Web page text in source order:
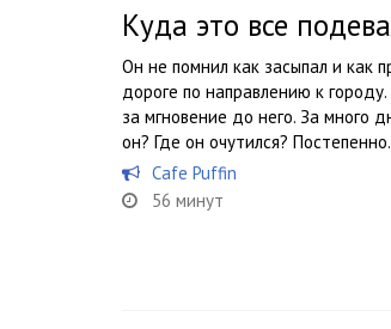
Куда это все
Он не помнил как засыпал и как
дороге по направлению к
за мгновение до него. За много
он? Где он очутился?
Cafe Puffin
56 минут